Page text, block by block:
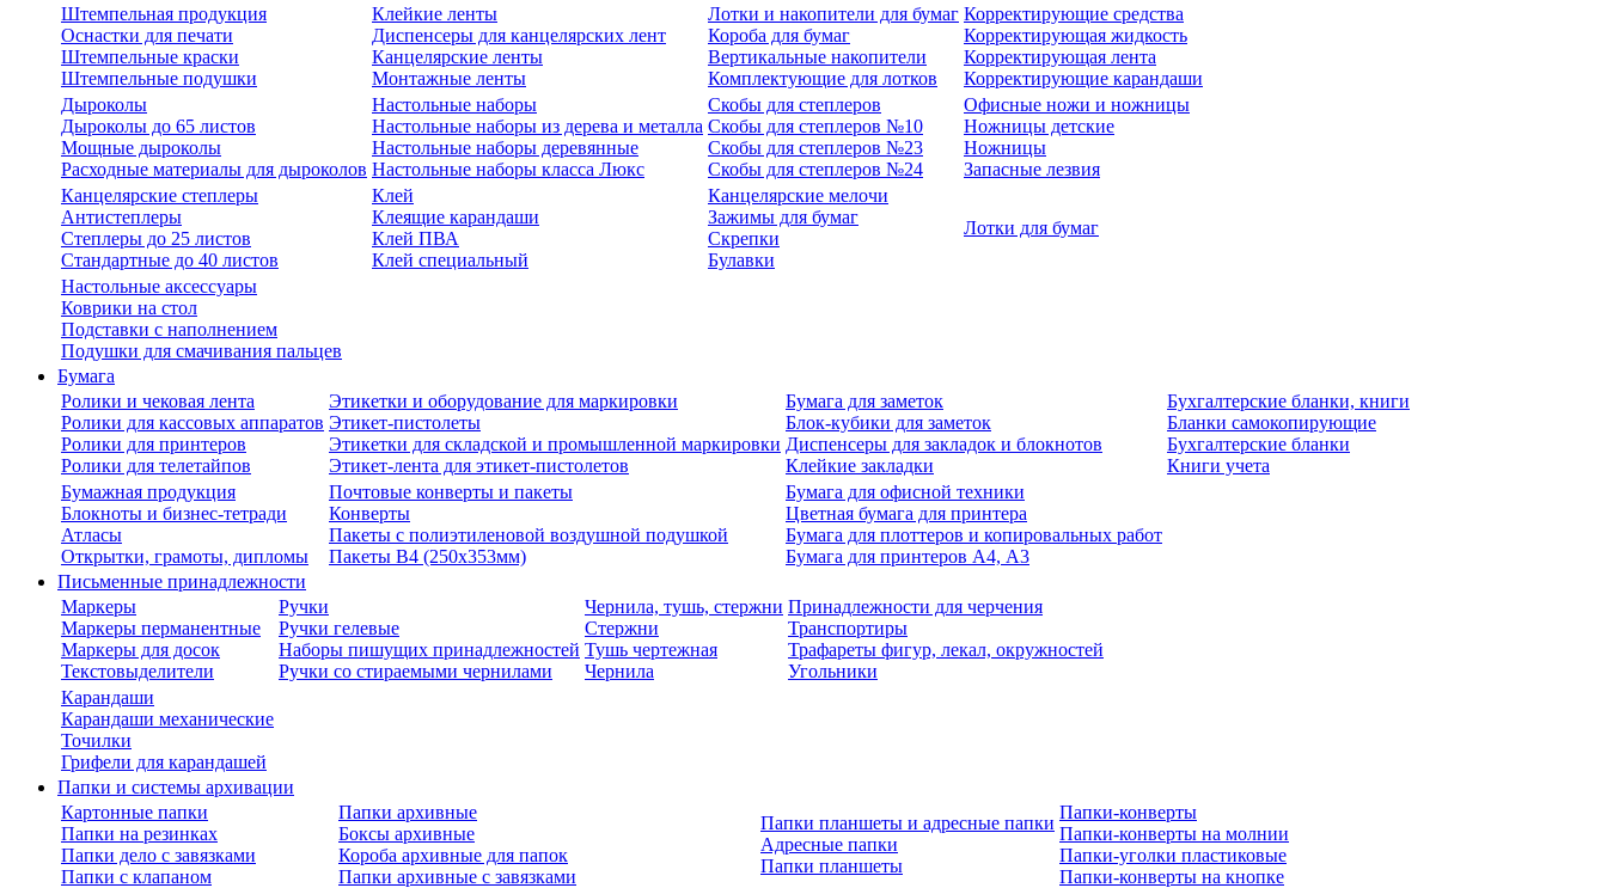
Штемпельная продукция
Оснастки для печати
Штемпельные краски
Штемпельные подушки
Клейкие ленты
Диспенсеры для канцелярских лент
Канцелярские ленты
Монтажные ленты
Лотки и накопители для бумаг
Короба для бумаг
Вертикальные накопители
Комплектующие для лотков
Корректирующие средства
Корректирующая жидкость
Корректирующая лента
Корректирующие карандаши
Дыроколы
Дыроколы до 65 листов
Мощные дыроколы
Расходные материалы для дыроколов
Настольные наборы
Настольные наборы из дерева и металла
Настольные наборы деревянные
Настольные наборы класса Люкс
Скобы для степлеров
Скобы для степлеров №10
Скобы для степлеров №23
Скобы для степлеров №24
Офисные ножи и ножницы
Ножницы детские
Ножницы
Запасные лезвия
Канцелярские степлеры
Антистеплеры
Степлеры до 25 листов
Стандартные до 40 листов
Клей
Клеящие карандаши
Клей ПВА
Клей специальный
Канцелярские мелочи
Зажимы для бумаг
Скрепки
Булавки
Лотки для бумаг
Настольные аксессуары
Коврики на стол
Подставки с наполнением
Подушки для смачивания пальцев
Бумага
Ролики и чековая лента
Ролики для кассовых аппаратов
Ролики для принтеров
Ролики для телетайпов
Этикетки и оборудование для маркировки
Этикет-пистолеты
Этикетки для складской и промышленной маркировки
Этикет-лента для этикет-пистолетов
Бумага для заметок
Блок-кубики для заметок
Диспенсеры для закладок и блокнотов
Клейкие закладки
Бухгалтерские бланки, книги
Бланки самокопирующие
Бухгалтерские бланки
Книги учета
Бумажная продукция
Блокноты и бизнес-тетради
Атласы
Открытки, грамоты, дипломы
Почтовые конверты и пакеты
Конверты
Пакеты с полиэтиленовой воздушной подушкой
Пакеты В4 (250х353мм)
Бумага для офисной техники
Цветная бумага для принтера
Бумага для плоттеров и копировальных работ
Бумага для принтеров А4, А3
Письменные принадлежности
Маркеры
Маркеры перманентные
Маркеры для досок
Текстовыделители
Ручки
Ручки гелевые
Наборы пишущих принадлежностей
Ручки со стираемыми чернилами
Чернила, тушь, стержни
Стержни
Тушь чертежная
Чернила
Принадлежности для черчения
Транспортиры
Трафареты фигур, лекал, окружностей
Угольники
Карандаши
Карандаши механические
Точилки
Грифели для карандашей
Папки и системы архивации
Картонные папки
Папки на резинках
Папки дело с завязками
Папки с клапаном
Папки архивные
Боксы архивные
Короба архивные для папок
Папки архивные с завязками
Папки планшеты и адресные папки
Адресные папки
Папки планшеты
Папки-конверты
Папки-конверты на молнии
Папки-уголки пластиковые
Папки-конверты на кнопке